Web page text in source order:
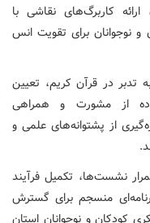
کاربرگ‌های نقاشی با
نوجوانان برای تقویت انس
در قرآن کریم، تعیین
از مشورت و همراهی
از پشتوانه‌های علمی و
نشست‌ها، تکمیل فرآیند
منسجم برای گسترش
کودکان و نوجوانان استان